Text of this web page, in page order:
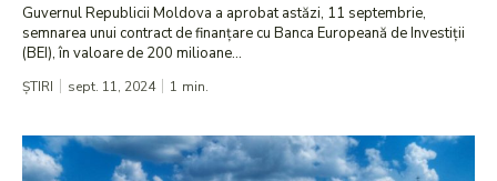
Guvernul Republicii Moldova a aprobat astăzi, 11 septembrie,
semnarea unui contract de finanțare cu Banca Europeană de Investiții
(BEI), în valoare de 200 milioane...
ȘTIRI sept. 11, 2024 1 min.